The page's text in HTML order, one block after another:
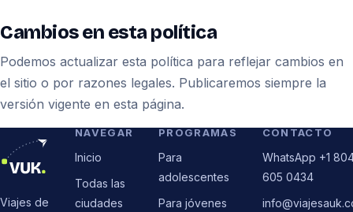
Cambios en esta política
Podemos actualizar esta política para reflejar cambios en
el sitio o por razones legales. Publicaremos siempre la
versión vigente en esta página.
Viajes de
NAVEGAR
Inicio
Todas las
ciudades
PROGRAMAS
Para
adolescentes
Para jóvenes
CONTACTO
WhatsApp +1
605 0434